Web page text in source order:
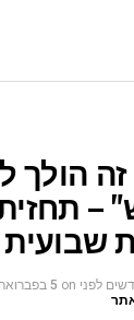
הולך
–
שבועית
on 5 בפברואר 2026